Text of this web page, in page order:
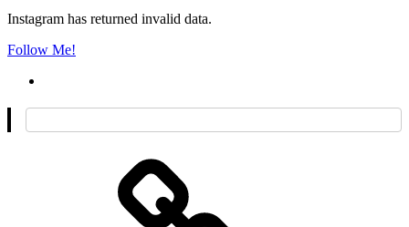
Instagram has returned invalid data.
Follow Me!